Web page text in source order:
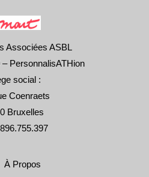
Associées ASBL
PersonnalisATHion
social :
Coenraets
Bruxelles
À Propos